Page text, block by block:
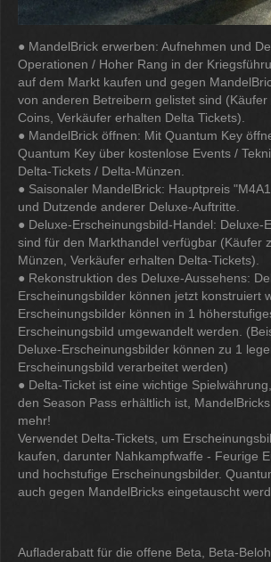
● MandelBrick erwerben: Aufnehmen und
Operationen / Hoher Rang in der
auf dem Markt kaufen und gegen
von anderen Betreibern gelistet sind
Coins, Verkäufer erhalten Delta Tickets).
● MandelBrick öffnen: Mit Quantum Key
Quantum Key über kostenlose Events /
Delta-Tickets / Delta-Münzen.
● Saisonaler MandelBrick: Hauptpreis
und Dutzende anderer Deluxe-Auftritte.
● Deluxe-Erscheinungsbild-Handel: Deluxe-
sind für den Markthandel verfügbar (Käufer
Münzen, Verkäufer erhalten Delta-Tickets).
● Rekonstruktion des Deluxe-Aussehens:
Erscheinungsbilder können jetzt konstruiert
Erscheinungsbilder können in 1
Erscheinungsbild umgewandelt werden.
Deluxe-Erscheinungsbilder können zu 1
Erscheinungsbild verarbeitet werden)
● Delta-Ticket ist eine wichtige
den Season Pass erhältlich ist,
mehr!
Verwendet Delta-Tickets, um
kaufen, darunter Nahkampfwaffe - Feurige
und hochstufige Erscheinungsbilder.
auch gegen MandelBricks eingetauscht
Aufladerabatt für die offene Beta, Beta-